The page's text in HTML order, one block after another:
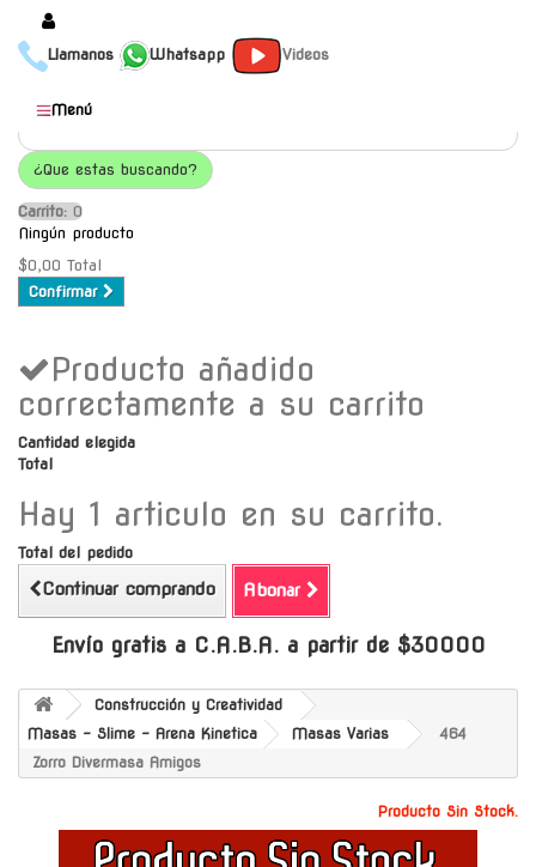
Llamanos Whatsapp Videos
Productos
Populares
Categorías
Marcas
Mayoristas
Contacto
Envío gratis a C.A.B.A. a
partir de $30000
Menú
¿Que estas buscando?
Carrito: O
Ningún producto
$0,00 Total
Confirmar
Producto añadido
correctamente a su carrito
Cantidad elegida
Total
Hay 1 articulo en su carrito.
Total del pedido
Continuar comprando Abonar
Envío gratis a C.A.B.A. a partir de $30000
Construcción y Creatividad
Masas - Slime - Arena Kinetica
Masas Varias
464
Zorro Divermasa Amigos
Producto Sin Stock.